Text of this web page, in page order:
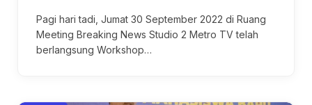
Pagi hari tadi, Jumat 30 September 2022 di Ruang
Meeting Breaking News Studio 2 Metro TV telah
berlangsung Workshop…